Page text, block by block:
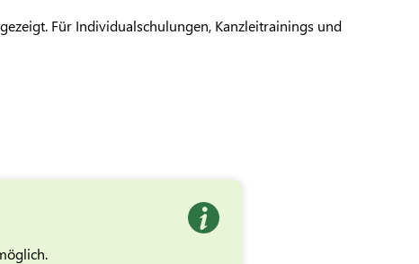
Für Individualschulungen, Kanzleitrainings und